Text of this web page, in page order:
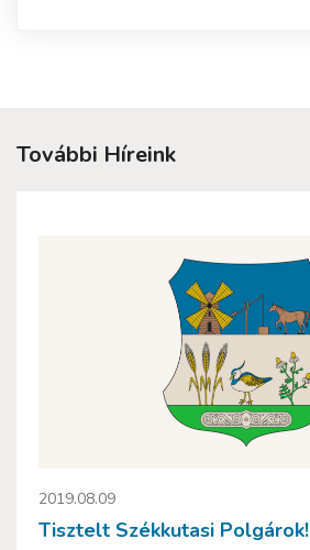
További Híreink
2019.08.09
Tisztelt Székkutasi Polgárok!